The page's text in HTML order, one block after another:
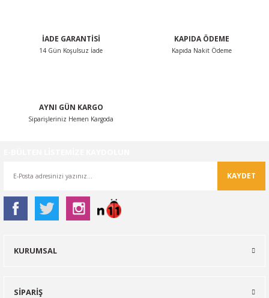
İADE GARANTİSİ
14 Gün Koşulsuz İade
KAPIDA ÖDEME
Kapıda Nakit Ödeme
AYNI GÜN KARGO
Siparişleriniz Hemen Kargoda
KAYDET
KURUMSAL
SİPARİŞ